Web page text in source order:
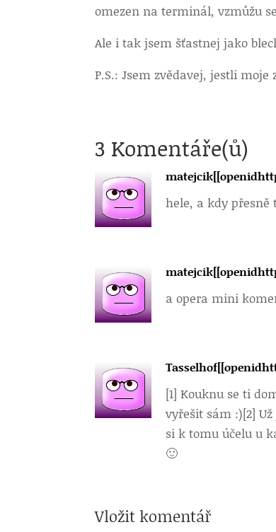
omezen na terminál, vzmůžu
Ale i tak jsem šťastnej jako
P.S.: Jsem zvědavej, jestli
3 Komentáře(ů)
hele, a kdy přesně
a opera mini
[1] Kouknu se ti
vyřešit sám :)[2]
si k tomu účelu u
🙂
Vložit komentář